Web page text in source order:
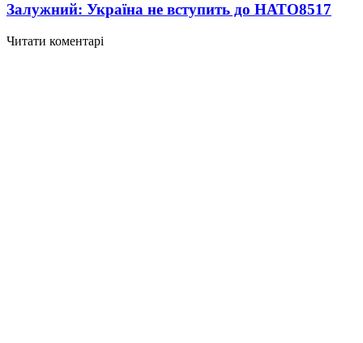
Залужний: Україна не вступить до НАТО8517
Читати коментарі